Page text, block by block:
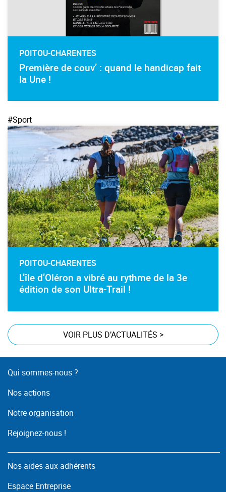
POITOU-CHARENTES
Première de couv’ : quand le handicap fait
la Une !
#Sport
POITOU-CHARENTES
L’île d’Oléron a vibré au rythme de la 3e
édition de son Ultra-Trail !
VOIR PLUS D’ACTUALITÉS >
Qui sommes-nous ?
Nos actions
Notre organisation
Rejoignez-nous !
Nos aides aux adhérents
Espace Entreprise